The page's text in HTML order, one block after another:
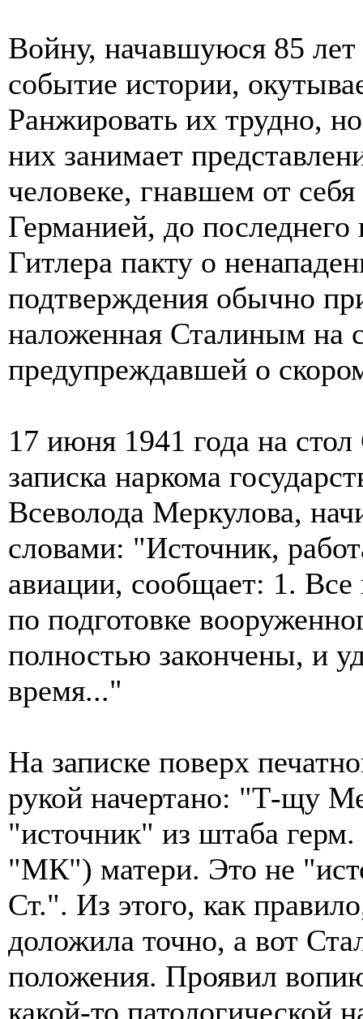
Войну, начавшуюся 85 лет
событие истории,
Ранжировать их трудно,
них занимает
человеке, гнавшем от
Германией, до
Гитлера пакту о
подтверждения обычно
наложенная Сталиным на
предупреждавшей о
17 июня 1941 года на
записка наркома
Всеволода Меркулова,
словами: "Источник,
авиации, сообщает: 1.
по подготовке
полностью закончены, и
время..."
На записке поверх
рукой начертано: "Т-щу
"источник" из штаба
"МК") матери. Это не
Ст.". Из этого, как
доложила точно, а вот
положения. Проявил
какой-то патологической